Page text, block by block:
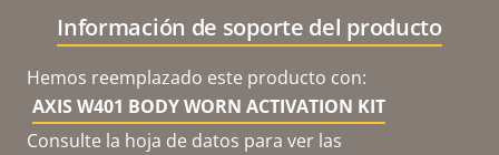
Información de soporte del producto
Hemos reemplazado este producto con:
AXIS W401 BODY WORN ACTIVATION KIT
Consulte la hoja de datos para ver las